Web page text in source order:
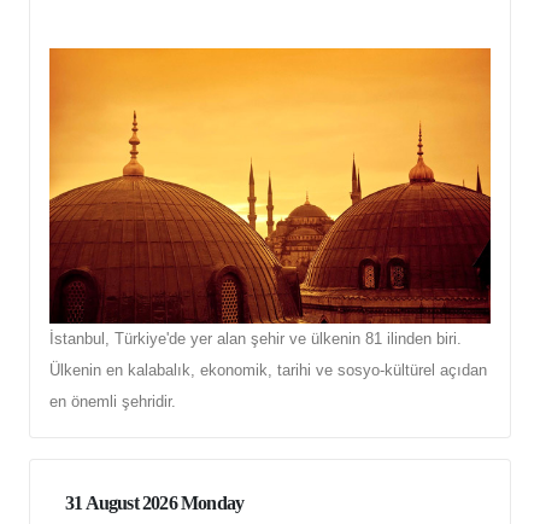
İstanbul, Türkiye'de yer alan şehir ve ülkenin 81 ilinden biri.
Ülkenin en kalabalık, ekonomik, tarihi ve sosyo-kültürel açıdan
en önemli şehridir.
31 August 2026 Monday